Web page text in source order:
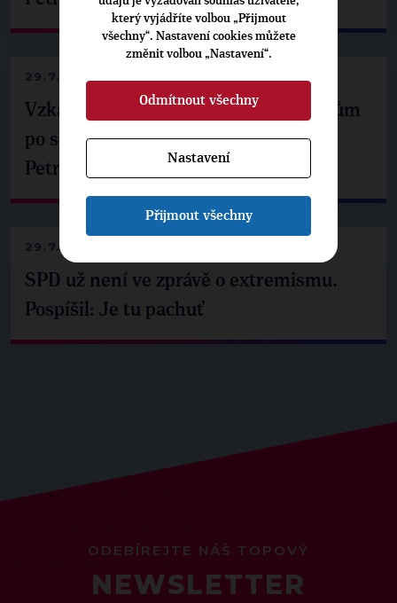
29.7.2026
Vzkaz Matěje Ondřeje Havla příznivcům
po setkání s prezidentem republiky
Petrem Pavlem
29.7.2026
SPD už není ve zprávě o extremismu.
Pospíšil: Je tu pachuť
ODEBÍREJTE NÁŠ TOPOVÝ
NEWSLETTER
který vyjádříte volbou „Přijmout
všechny“. Nastavení cookies můžete
změnit volbou „Nastavení“.
Odmítnout všechny
Nastavení
Přijmout všechny